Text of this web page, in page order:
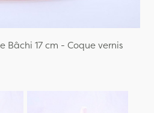
Bâchi 17 cm - Coque vernis